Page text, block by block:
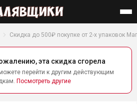
Найти
Скидка до 500₽ покупке от 2-х упаковок
эта скидка сгорела
перейти к другим действующим
Посмотреть другие